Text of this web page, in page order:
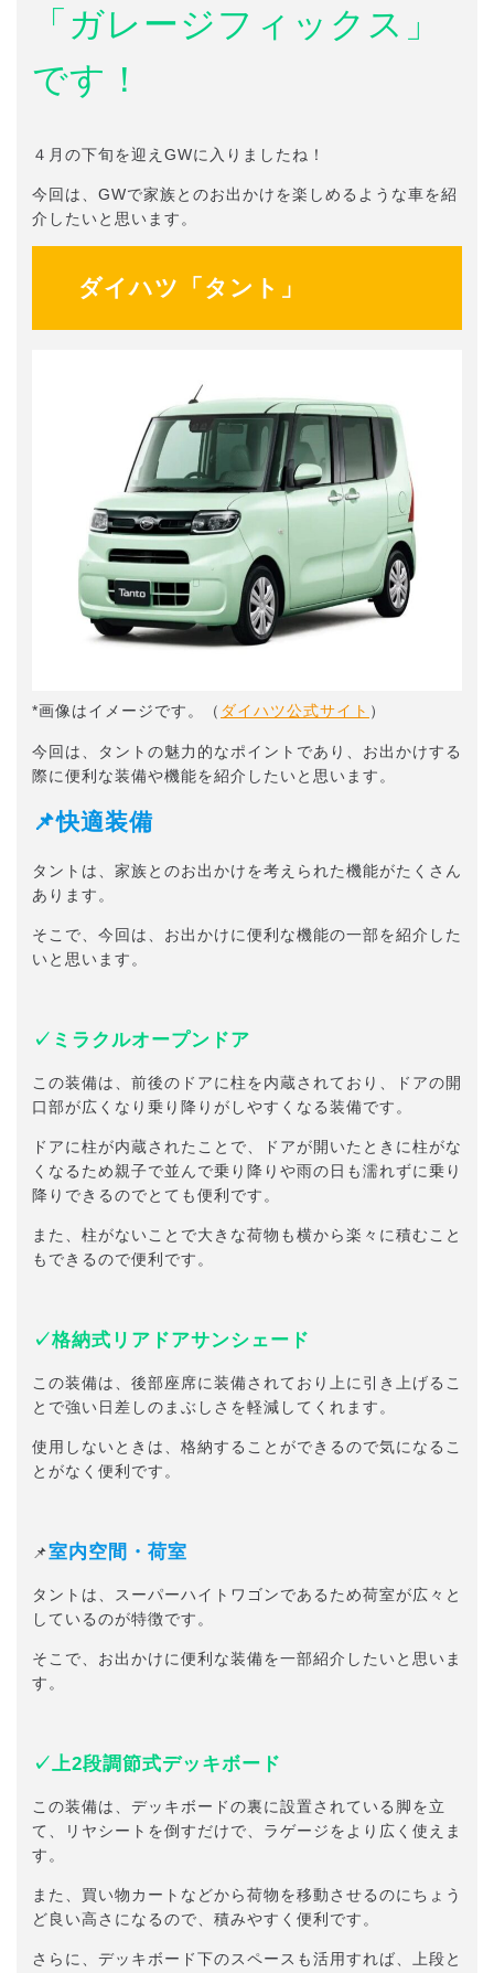
「ガレージフィックス」
です！
４月の下旬を迎えGWに入りましたね！
今回は、GWで家族とのお出かけを楽しめるような車を紹
介したいと思います。
ダイハツ「タント」
*画像はイメージです。（ ダイハツ公式サイト ）
今回は、タントの魅力的なポイントであり、お出かけする
際に便利な装備や機能を紹介したいと思います。
📌快適装備
タントは、家族とのお出かけを考えられた機能がたくさん
あります。
そこで、今回は、お出かけに便利な機能の一部を紹介した
いと思います。
✓ミラクルオープンドア
この装備は、前後のドアに柱を内蔵されており、ドアの開
口部が広くなり乗り降りがしやすくなる装備です。
ドアに柱が内蔵されたことで、ドアが開いたときに柱がな
くなるため親子で並んで乗り降りや雨の日も濡れずに乗り
降りできるのでとても便利です。
また、柱がないことで大きな荷物も横から楽々に積むこと
もできるので便利です。
✓格納式リアドアサンシェード
この装備は、後部座席に装備されており上に引き上げるこ
とで強い日差しのまぶしさを軽減してくれます。
使用しないときは、格納することができるので気になるこ
とがなく便利です。
📌室内空間・荷室
タントは、スーパーハイトワゴンであるため荷室が広々と
しているのが特徴です。
そこで、お出かけに便利な装備を一部紹介したいと思いま
す。
✓上2段調節式デッキボード
この装備は、デッキボードの裏に設置されている脚を立
て、リヤシートを倒すだけで、ラゲージをより広く使えま
す。
また、買い物カートなどから荷物を移動させるのにちょう
ど良い高さになるので、積みやすく便利です。
さらに、デッキボード下のスペースも活用すれば、上段と